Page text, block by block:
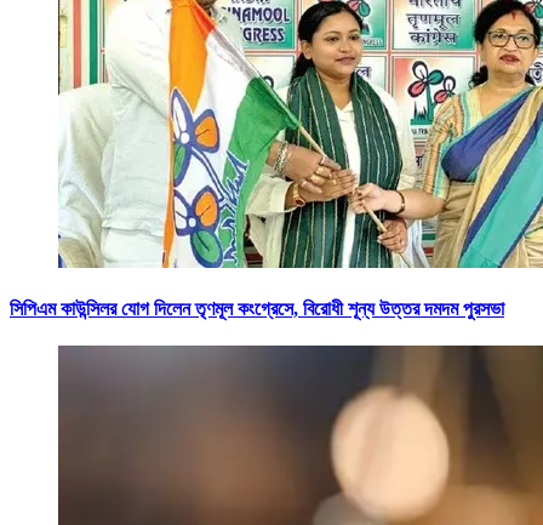
সিপিএম কাউন্সিলর যোগ দিলেন তৃণমূল কংগ্রেসে, বিরোধী শূন্য উত্তর দমদম পুরসভা